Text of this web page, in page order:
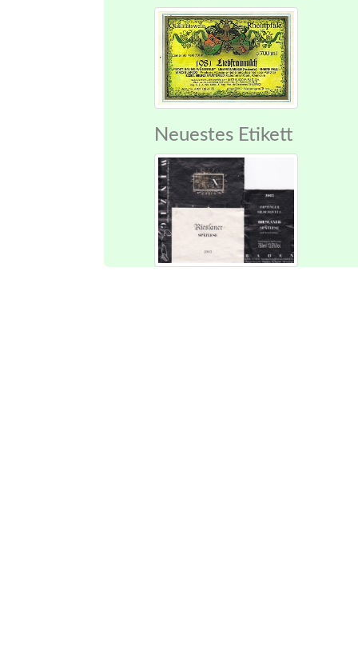
Neuestes Etikett